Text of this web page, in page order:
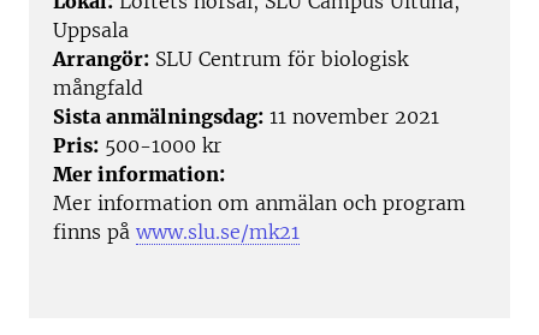
Uppsala
Arrangör: SLU Centrum för biologisk
mångfald
Sista anmälningsdag: 11 november 2021
Pris: 500-1000 kr
Mer information:
Mer information om anmälan och program
finns på www.slu.se/mk21